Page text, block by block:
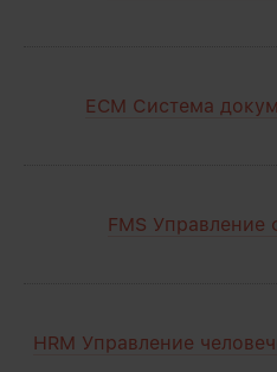
ECM Система
FMS Управление
HRM Управление